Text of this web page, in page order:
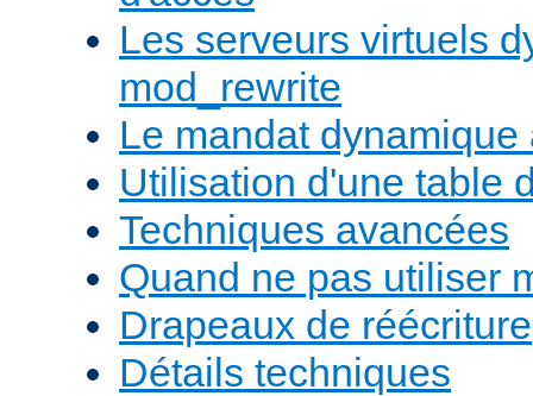
Les serveurs virtuels
mod_rewrite
Le mandat
Utilisation d'une table
Techniques avancées
Quand ne pas utiliser
Drapeaux de réécriture
Détails techniques